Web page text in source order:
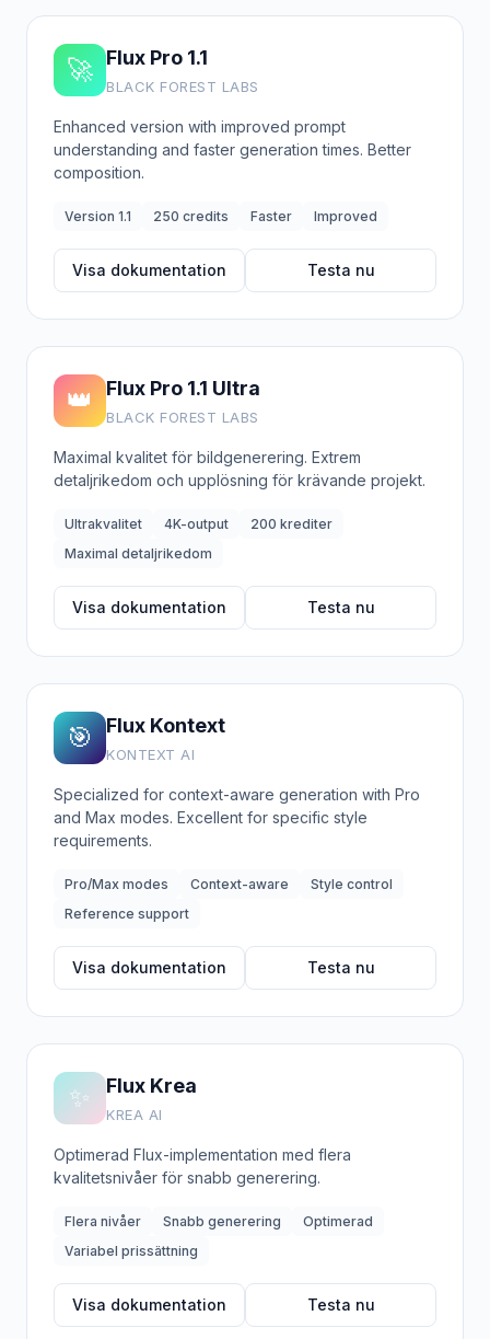
🚀 Flux Pro 1.1
BLACK FOREST LABS
Enhanced version with improved prompt
understanding and faster generation times. Better
composition.
Version 1.1 250 credits Faster Improved
Visa dokumentation Testa nu
👑 Flux Pro 1.1 Ultra
BLACK FOREST LABS
Maximal kvalitet för bildgenerering. Extrem
detaljrikedom och upplösning för krävande projekt.
Ultrakvalitet 4K-output
200 krediter
Maximal detaljrikedom
Visa dokumentation Testa nu
🎯 Flux Kontext
KONTEXT AI
Specialized for context-aware generation with Pro
and Max modes. Excellent for specific style
requirements.
Pro/Max modes Context-aware
Style control
Reference support
Visa dokumentation Testa nu
✨ Flux Krea
KREA AI
Optimerad Flux-implementation med flera
kvalitetsnivåer för snabb generering.
Flera nivåer Snabb generering
Optimerad
Variabel prissättning
Visa dokumentation Testa nu